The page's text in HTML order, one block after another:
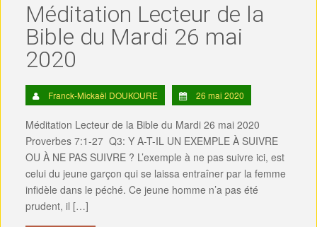
Méditation Lecteur de la
Bible du Mardi 26 mai
2020
Franck-Mickaël DOUKOURE 26 mai 2020
Méditation Lecteur de la Bible du Mardi 26 mai 2020
Proverbes 7:1-27 Q3: Y A-T-IL UN EXEMPLE À SUIVRE
OU À NE PAS SUIVRE ? L’exemple à ne pas suivre ici, est
celui du jeune garçon qui se laissa entraîner par la femme
infidèle dans le péché. Ce jeune homme n’a pas été
prudent, il […]